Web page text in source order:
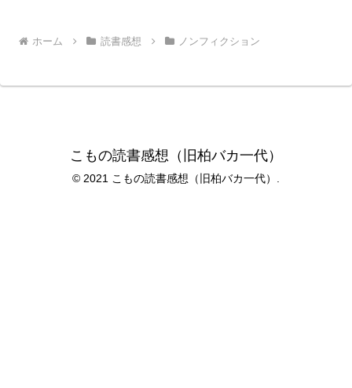
ホーム 読書感想 ノンフィクション
こもの読書感想（旧柏バカ一代）
© 2021 こもの読書感想（旧柏バカ一代）.